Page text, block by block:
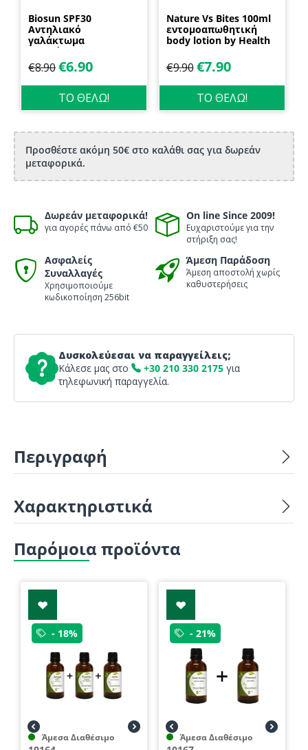
Biosun SPF30
Αντηλιακό
γαλάκτωμα
προσώπου και
σώματος 70ml
Biosanto
€8.90€6.90
ΤΟ ΘΕΛΩ!
Nature Vs Bites 100ml
εντομοαπωθητική
body lotion by Health
€9.90 €7.90
ΤΟ ΘΕΛΩ!
Προσθέστε ακόμη 50€ στο καλάθι σας για δωρεάν
μεταφορικά.
Δωρεάν μεταφορικά!
για αγορές πάνω από €50
On line Since 2009!
Ευχαριστούμε για την
στήριξη σας!
Ασφαλείς
Συναλλαγές
Χρησιμοποιούμε
κωδικοποίηση 256bit
Άμεση Παράδοση
Άμεση αποστολή χωρίς
καθυστερήσεις
Δυσκολεύεσαι να παραγγείλεις;
Κάλεσε μας στο
+30 210 330 2175 για
τηλεφωνική παραγγελία.
Περιγραφή
Χαρακτηριστικά
Παρόμοια προϊόντα
- 18%
Άμεσα Διαθέσιμο
- 21%
Άμεσα Διαθέσιμο